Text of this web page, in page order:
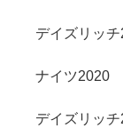
デイズリッ
ナイツ2020
デイズリッ